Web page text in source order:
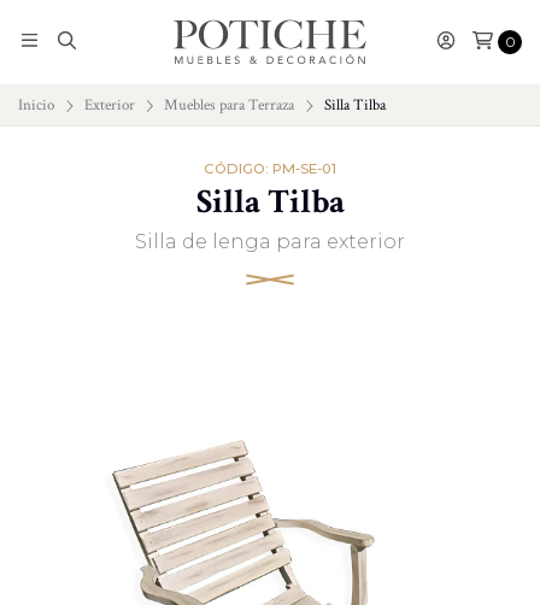
0
Inicio Exterior Muebles para Terraza Silla Tilba
CÓDIGO: PM-SE-01
Silla Tilba
Silla de lenga para exterior